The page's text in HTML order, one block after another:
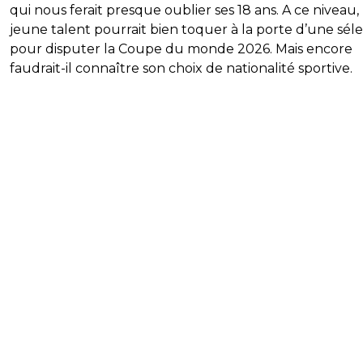
qui nous ferait presque oublier ses 18 ans. A ce niveau,
jeune talent pourrait bien toquer à la porte d’une
pour disputer la Coupe du monde 2026. Mais encore
faudrait-il connaître son choix de nationalité sportive.